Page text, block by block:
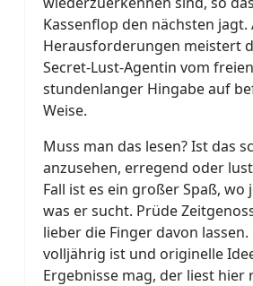
Kassenflop den nächsten jagt.
Herausforderungen meistert
Secret-Lust-Agentin vom
stundenlanger Hingabe auf
Weise.
Muss man das lesen? Ist das
anzusehen, erregend oder
Fall ist es ein großer Spaß, wo
was er sucht. Prüde
lieber die Finger davon
volljährig ist und originelle
Ergebnisse mag, der liest hier